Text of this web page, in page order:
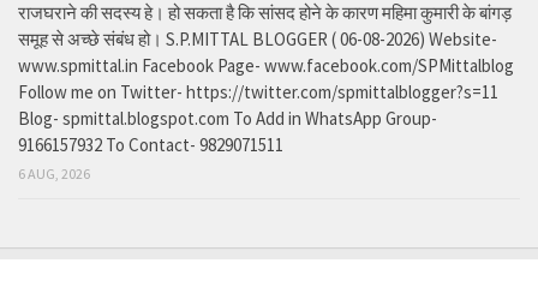
राजघराने की सदस्य हे। हो सकता है कि सांसद होने के कारण महिमा कुमारी के बांगड़
समूह से अच्छे संबंध हो। S.P.MITTAL BLOGGER ( 06-08-2026) Website-
www.spmittal.in Facebook Page- www.facebook.com/SPMittalblog
Follow me on Twitter- https://twitter.com/spmittalblogger?s=11
Blog- spmittal.blogspot.com To Add in WhatsApp Group-
9166157932 To Contact- 9829071511
6 AUG, 2026